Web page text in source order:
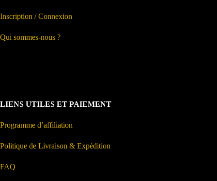
Inscription / Connexion
Qui sommes-nous ?
LIENS UTILES ET PAIEMENT
Programme d’affiliation
Politique de Livraison & Expédition
FAQ